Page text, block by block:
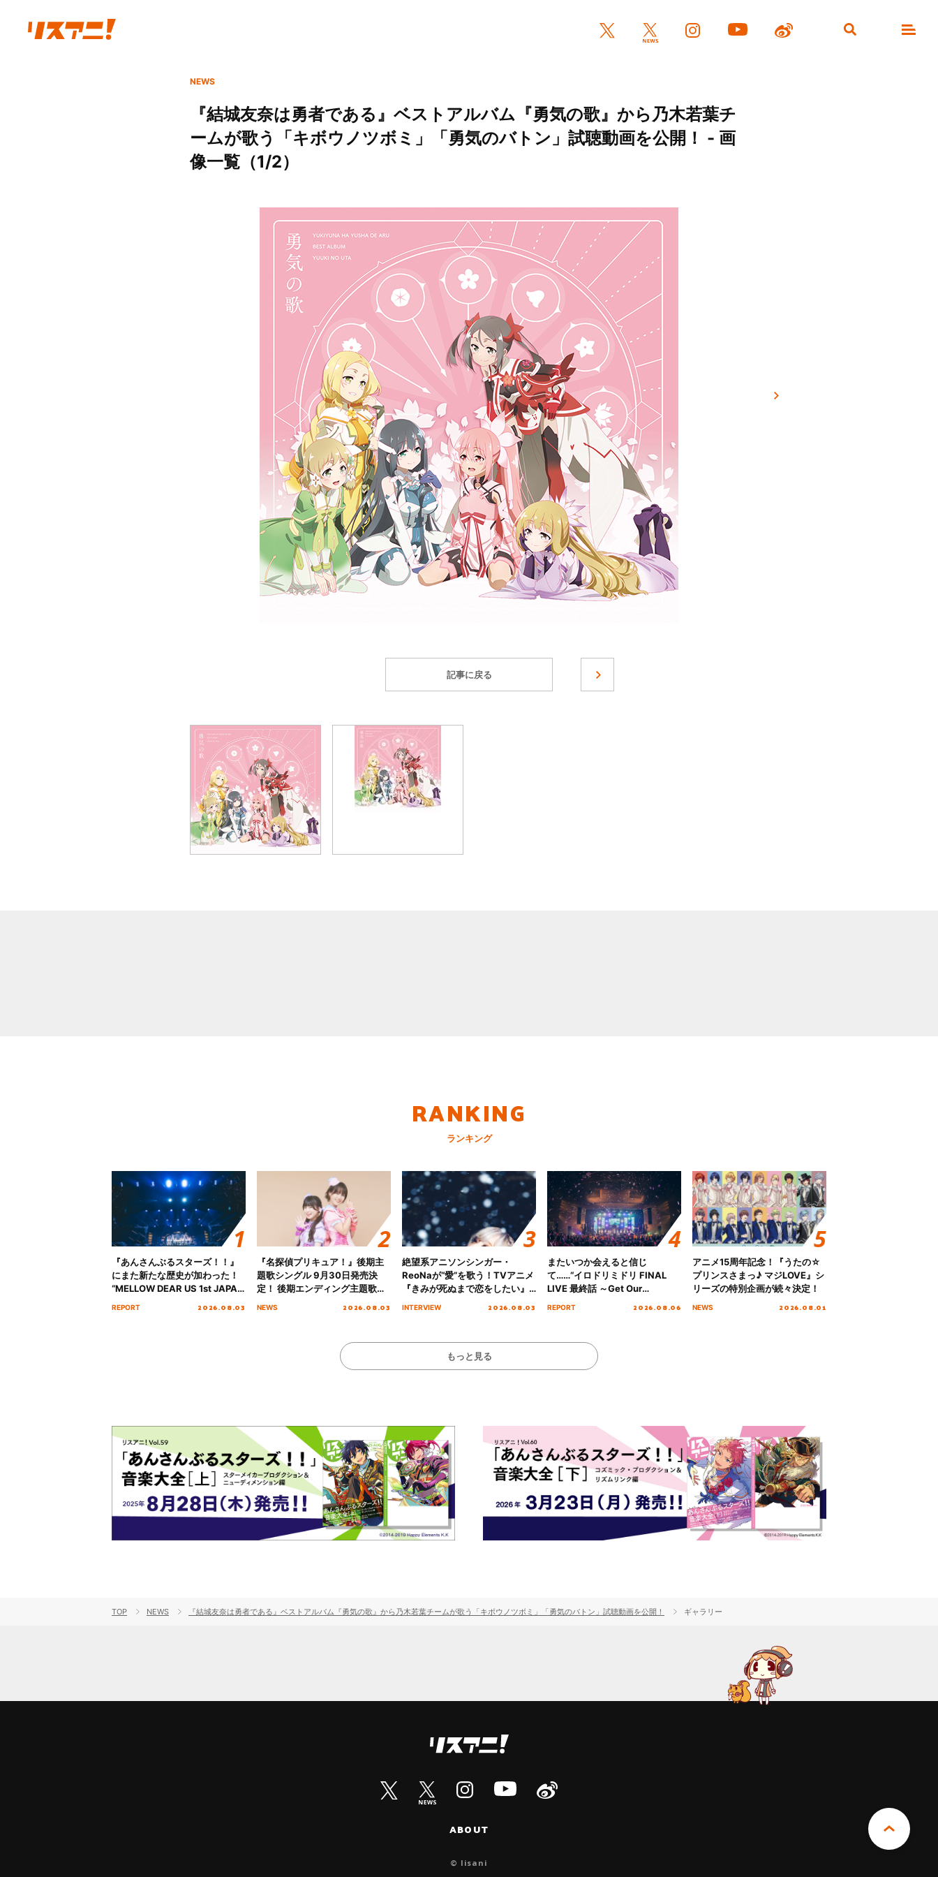
NEWS
『結城友奈は勇者である』ベストアルバム『勇気の歌』から乃木若葉チ
ームが歌う「キボウノツボミ」「勇気のバトン」試聴動画を公開！ - 画
像一覧（1/2）
記事に戻る
RANKING
ランキング
『あんさんぶるスターズ！！』
にまた新たな歴史が加わった！
“MELLOW DEAR US 1st JAPAN
Tour Final「NICE to meet YOU
REPORT 2026.08.03
『名探偵プリキュア！』後期主
題歌シングル 9月30日発売決
定！ 後期エンディング主題歌
「いつかわかる☆きっとあえ
NEWS 2026.08.03
絶望系アニソンシンガー・
ReoNaが“愛”を歌う！TVアニメ
『きみが死ぬまで恋をしたい』
オープニング主題歌「Amore」
INTERVIEW 2026.08.03
またいつか会えると信じ
て……“イロドリミドリ FINAL
LIVE 最終話 ～Get Our
MIRAI!!!!!!!!!!!!!!～”10年の活動
REPORT 2026.08.06
アニメ15周年記念！『うたの☆
プリンスさまっ♪ マジLOVE』シ
リーズの特別企画が続々決定！
NEWS 2026.08.01
もっと見る
TOP NEWS 『結城友奈は勇者である』ベストアルバム『勇気の歌』から乃木若葉チームが歌う「キボウノツボミ」「勇気のバトン」試聴動画を公開！ ギャラリー
ABOUT
© lisani